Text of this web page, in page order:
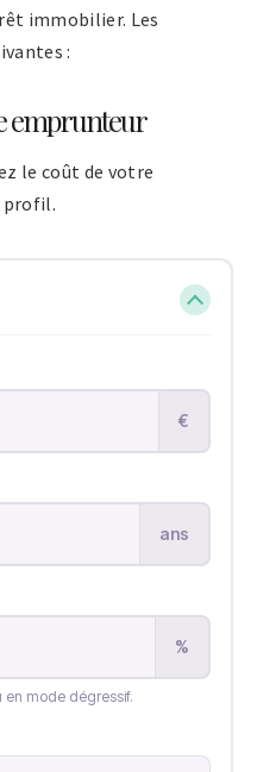
immobilier. Les
:
emprunteur
le coût de votre
profil.